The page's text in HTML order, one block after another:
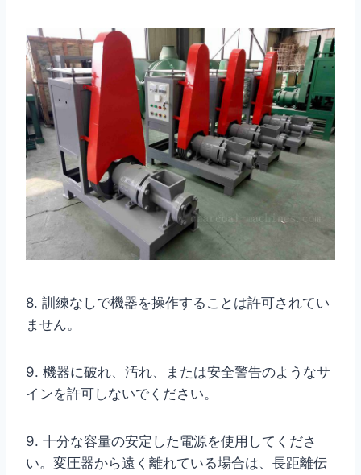
8. 訓練なしで機器を操作することは許可されてい
ません。
9. 機器に破れ、汚れ、または安全警告のようなサ
インを許可しないでください。
9. 十分な容量の安定した電源を使用してくださ
い。変圧器から遠く離れている場合は、長距離伝